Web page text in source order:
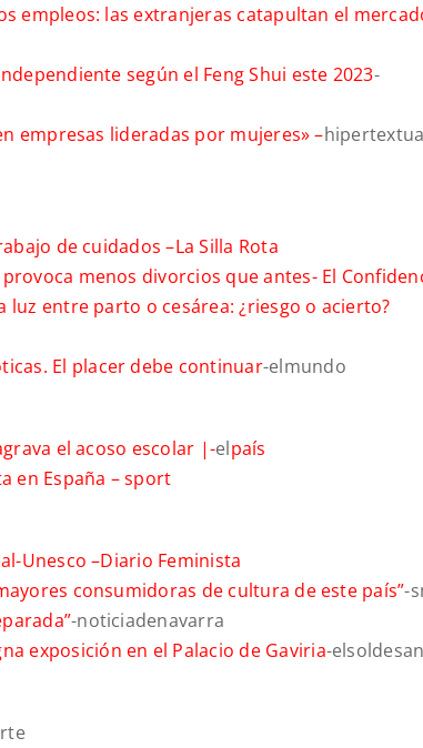
empleos: las extranjeras catapultan el
según el Feng Shui este 2023-
empresas lideradas por mujeres» –
de cuidados –La Silla Rota
menos divorcios que antes- El
entre parto o cesárea: ¿riesgo o acierto?
El placer debe continuar-elmundo
el acoso escolar |-elpaís
en España –sport
Unesco –Diario Feminista
consumidoras de cultura de este país”-
-noticiadenavarra
exposición en el Palacio de Gaviria-